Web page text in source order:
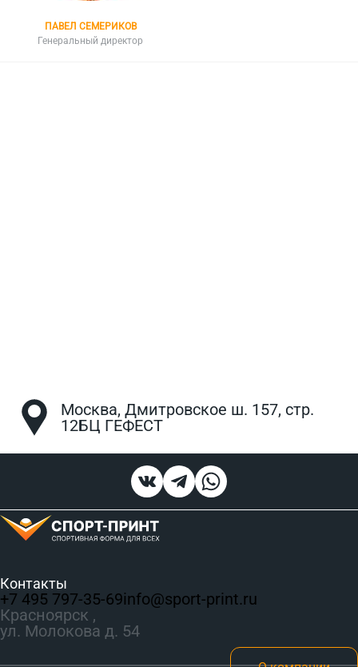
ПАВЕЛ СЕМЕРИКОВ
Генеральный директор
Москва, Дмитровское ш. 157, стр.
12БЦ ГЕФЕСТ
Контакты
+7 495 797‑35-69info@sport-print.ru
Красноярск ,
ул. Молокова д. 54